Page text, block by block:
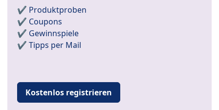
✔️ Produktproben
✔️ Coupons
✔️ Gewinnspiele
✔️ Tipps per Mail
Kostenlos registrieren